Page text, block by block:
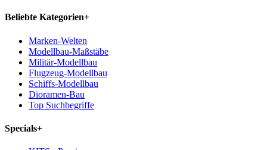
Beliebte Kategorien+
Marken-Welten
Modellbau-Maßstäbe
Militär-Modellbau
Flugzeug-Modellbau
Schiffs-Modellbau
Dioramen-Bau
Top Suchbegriffe
Specials+